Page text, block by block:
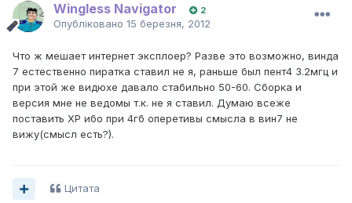
Wingless Navigator 2
Опубліковано 15 березня, 2012
Что ж мешает интернет эксплоер? Разве это возможно, винда
7 естественно пиратка ставил не я, раньше был пент4 3.2мгц и
при этой же видюхе давало стабильно 50-60. Сборка и
версия мне не ведомы т.к. не я ставил. Думаю всеже
поставить ХР ибо при 4гб оперетивы смысла в вин7 не
вижу(смысл есть?).
Цитата